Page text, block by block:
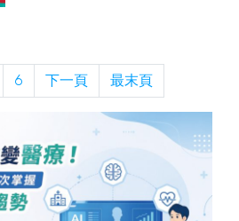
6 下一頁 最末頁